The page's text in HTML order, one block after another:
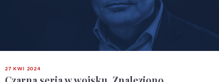
27 KWI 2024